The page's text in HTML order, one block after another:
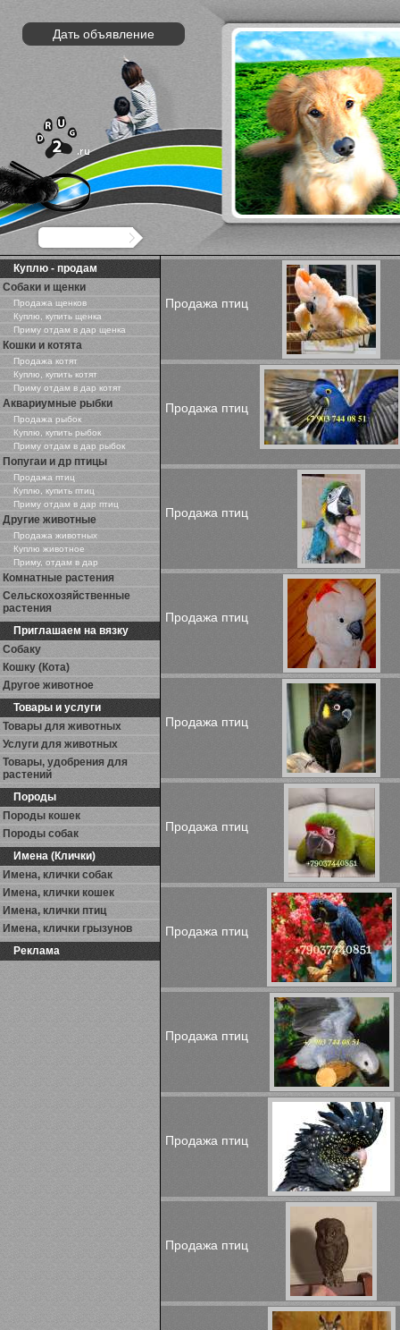
Дать объявление
Продажа птиц
Продажа птиц
Продажа птиц
Продажа птиц
Продажа птиц
Продажа птиц
Продажа птиц
Продажа птиц
Продажа птиц
Продажа птиц
Куплю - продам
Собаки и щенки
Продажа щенков
Куплю, купить щенка
Приму отдам в дар щенка
Кошки и котята
Продажа котят
Куплю, купить котят
Приму отдам в дар котят
Аквариумные рыбки
Продажа рыбок
Куплю, купить рыбок
Приму отдам в дар рыбок
Попугаи и др птицы
Продажа птиц
Куплю, купить птиц
Приму отдам в дар птиц
Другие животные
Продажа животных
Куплю животное
Приму, отдам в дар
Комнатные растения
Сельскохозяйственные
растения
Приглашаем на вязку
Собаку
Кошку (Кота)
Другое животное
Товары и услуги
Товары для животных
Услуги для животных
Товары, удобрения для
растений
Породы
Породы кошек
Породы собак
Имена (Клички)
Имена, клички собак
Имена, клички кошек
Имена, клички птиц
Имена, клички грызунов
Реклама